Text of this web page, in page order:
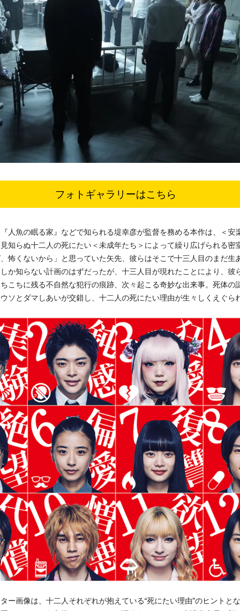
フォトギャラリーはこちら
『人魚の眠る家』などで知られる堤幸彦が監督を務める本作は、＜安
知らぬ十二人の死にたい＜未成年たち＞によって繰り広げられる密
、怖くないから」と思っていた矢先、彼らはそこで十三人目のまだ生
か知らない計画のはずだったが、十三人目が現れたことにより、彼
こちに残る不自然な犯行の痕跡、次々起こる奇妙な出来事。死体の
ソとダマしあいが交錯し、十二人の死にたい理由が生々しくえぐら
ー画像は、十二人それぞれが抱えている“死にたい理由”のヒントと